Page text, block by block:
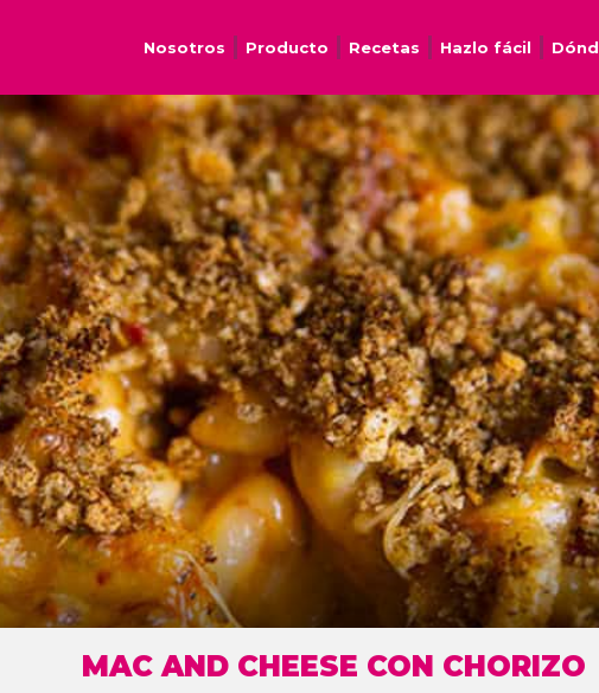
Nosotros Producto Recetas Hazlo fácil
MAC AND CHEESE CON CHORIZO